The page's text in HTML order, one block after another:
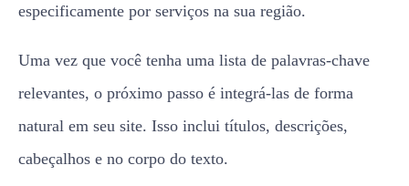
especificamente por serviços na sua região.
Uma vez que você tenha uma lista de palavras-chave
relevantes, o próximo passo é integrá-las de forma
natural em seu site. Isso inclui títulos, descrições,
cabeçalhos e no corpo do texto.